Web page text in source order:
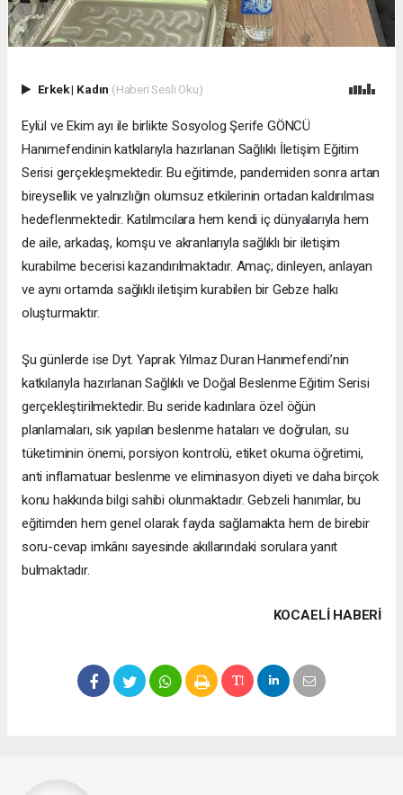
Erkek| Kadın (Haberi Sesli Oku)
Eylül ve Ekim ayı ile birlikte Sosyolog Şerife GÖNCÜ
Hanımefendinin katkılarıyla hazırlanan Sağlıklı İletişim Eğitim
Serisi gerçekleşmektedir. Bu eğitimde, pandemiden sonra artan
bireysellik ve yalnızlığın olumsuz etkilerinin ortadan kaldırılması
hedeflenmektedir. Katılımcılara hem kendi iç dünyalarıyla hem
de aile, arkadaş, komşu ve akranlarıyla sağlıklı bir iletişim
kurabilme becerisi kazandırılmaktadır. Amaç; dinleyen, anlayan
ve aynı ortamda sağlıklı iletişim kurabilen bir Gebze halkı
oluşturmaktır.
Şu günlerde ise Dyt. Yaprak Yılmaz Duran Hanımefendi’nin
katkılarıyla hazırlanan Sağlıklı ve Doğal Beslenme Eğitim Serisi
gerçekleştirilmektedir. Bu seride kadınlara özel öğün
planlamaları, sık yapılan beslenme hataları ve doğruları, su
tüketiminin önemi, porsiyon kontrolü, etiket okuma öğretimi,
anti inflamatuar beslenme ve eliminasyon diyeti ve daha birçok
konu hakkında bilgi sahibi olunmaktadır. Gebzeli hanımlar, bu
eğitimden hem genel olarak fayda sağlamakta hem de birebir
soru-cevap imkânı sayesinde akıllarındaki sorulara yanıt
bulmaktadır.
KOCAELI HABERİ